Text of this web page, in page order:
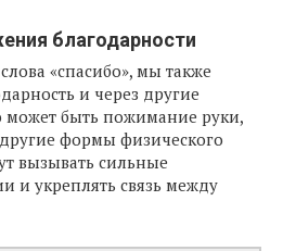
благодарности
«спасибо», мы также
и через другие
быть пожимание руки,
формы физического
вызывать сильные
и укреплять связь между